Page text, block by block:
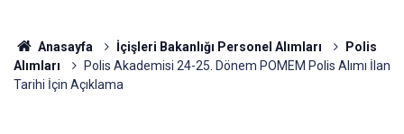
Anasayfa İçişleri Bakanlığı Personel Alımları
Polis
Alımları
Polis Akademisi 24-25. Dönem POMEM Polis Alımı İlan
Tarihi İçin Açıklama